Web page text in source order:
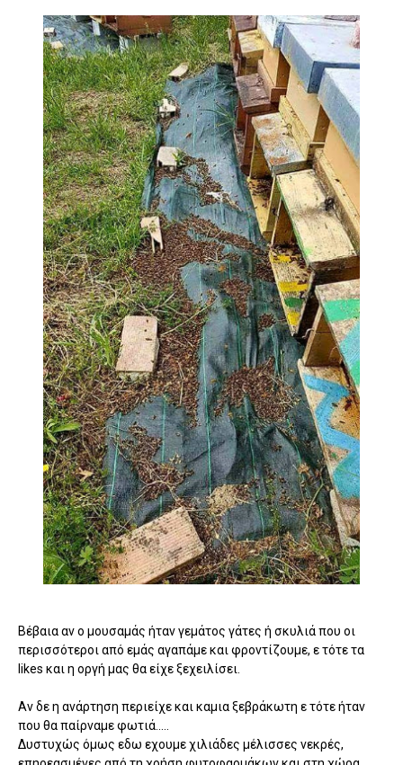
Βέβαια αν ο μουσαμάς ήταν γεμάτος γάτες ή σκυλιά που οι
περισσότεροι από εμάς αγαπάμε και φροντίζουμε, ε τότε τα
likes και η οργή μας θα είχε ξεχειλίσει.
Αν δε η ανάρτηση περιείχε και καμια ξεβράκωτη ε τότε ήταν
που θα παίρναμε φωτιά.....
Δυστυχώς όμως εδω εχουμε χιλιάδες μέλισσες νεκρές,